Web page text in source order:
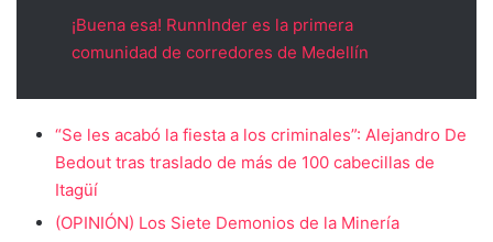
¡Buena esa! RunnInder es la primera
comunidad de corredores de Medellín
“Se les acabó la fiesta a los criminales”: Alejandro De
Bedout tras traslado de más de 100 cabecillas de
Itagüí
(OPINIÓN) Los Siete Demonios de la Minería